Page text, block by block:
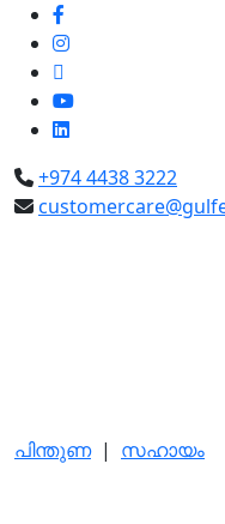
+974 4438 3222
പിന്തുണ | സഹായം